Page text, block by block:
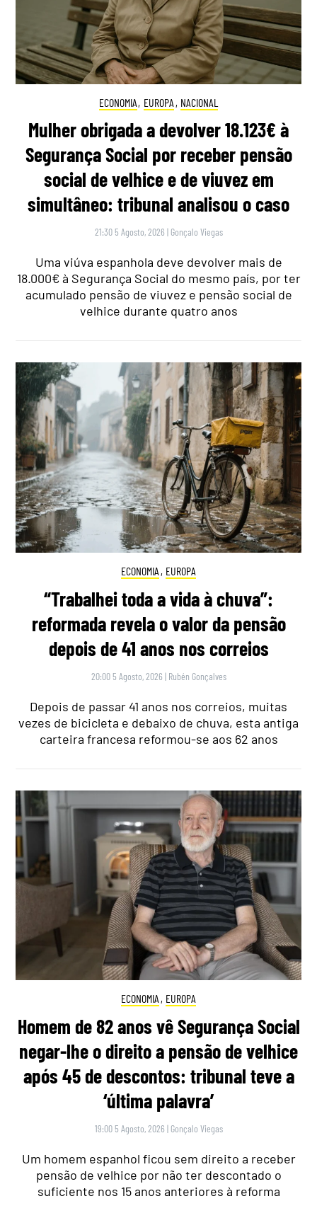
ECONOMIA, EUROPA , NACIONAL
Mulher obrigada a devolver 18.123€ à
Segurança Social por receber pensão
social de velhice e de viuvez em
simultâneo: tribunal analisou o caso
21:30 5 Agosto, 2026 | Gonçalo Viegas
Uma viúva espanhola deve devolver mais de
18.000€ à Segurança Social do mesmo país, por ter
acumulado pensão de viuvez e pensão social de
velhice durante quatro anos
ECONOMIA , EUROPA
“Trabalhei toda a vida à chuva”:
reformada revela o valor da pensão
depois de 41 anos nos correios
20:00 5 Agosto, 2026 | Rubén Gonçalves
Depois de passar 41 anos nos correios, muitas
vezes de bicicleta e debaixo de chuva, esta antiga
carteira francesa reformou-se aos 62 anos
ECONOMIA , EUROPA
Homem de 82 anos vê Segurança Social
negar-lhe o direito a pensão de velhice
após 45 de descontos: tribunal teve a
‘última palavra’
19:00 5 Agosto, 2026 | Gonçalo Viegas
Um homem espanhol ficou sem direito a receber
pensão de velhice por não ter descontado o
suficiente nos 15 anos anteriores à reforma